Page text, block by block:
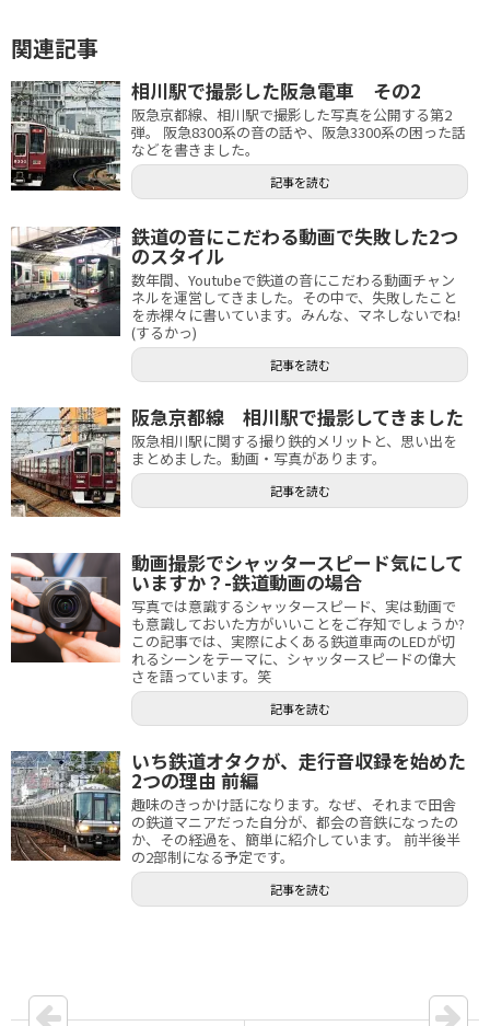
関連記事
相川駅で撮影した阪急電車 その2
阪急京都線、相川駅で撮影した写真を公開する第2
弾。 阪急8300系の音の話や、阪急3300系の困った話
などを書きました。
記事を読む
鉄道の音にこだわる動画で失敗した2つ
のスタイル
数年間、Youtubeで鉄道の音にこだわる動画チャン
ネルを運営してきました。その中で、失敗したこと
を赤裸々に書いています。みんな、マネしないでね!
(するかっ)
記事を読む
阪急京都線 相川駅で撮影してきました
阪急相川駅に関する撮り鉄的メリットと、思い出を
まとめました。動画・写真があります。
記事を読む
動画撮影でシャッタースピード気にして
いますか？-鉄道動画の場合
写真では意識するシャッタースピード、実は動画で
も意識しておいた方がいいことをご存知でしょうか?
この記事では、実際によくある鉄道車両のLEDが切
れるシーンをテーマに、シャッタースピードの偉大
さを語っています。笑
記事を読む
いち鉄道オタクが、走行音収録を始めた
2つの理由 前編
趣味のきっかけ話になります。なぜ、それまで田舎
の鉄道マニアだった自分が、都会の音鉄になったの
か、その経過を、簡単に紹介しています。 前半後半
の2部制になる予定です。
記事を読む